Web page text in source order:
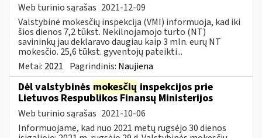
Web turinio sąrašas 2021-12-09
Valstybinė mokesčių inspekcija (VMI) informuoja, kad iki
šios dienos 7,2 tūkst. Nekilnojamojo turto (NT)
savininkų jau deklaravo daugiau kaip 3 mln. eurų NT
mokesčio. 25,6 tūkst. gyventojų pateikti...
Metai: 2021 Pagrindinis: Naujiena
Dėl valstybinės mokesčių inspekcijos prie
Lietuvos Respublikos Finansų Ministerijos
Web turinio sąrašas 2021-10-06
Informuojame, kad nuo 2021 metų rugsėjo 30 dienos